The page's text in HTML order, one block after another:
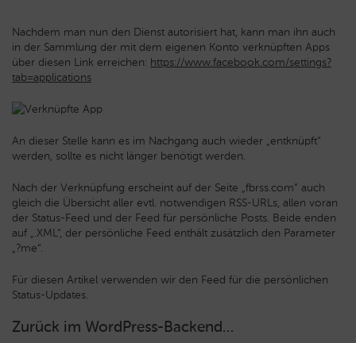
Nachdem man nun den Dienst autorisiert hat, kann man ihn auch
in der Sammlung der mit dem eigenen Konto verknüpften Apps
über diesen Link erreichen: https://www.facebook.com/settings?
tab=applications
An dieser Stelle kann es im Nachgang auch wieder „entknüpft“
werden, sollte es nicht länger benötigt werden.
Nach der Verknüpfung erscheint auf der Seite „fbrss.com“ auch
gleich die Übersicht aller evtl. notwendigen RSS-URLs, allen voran
der Status-Feed und der Feed für persönliche Posts. Beide enden
auf „.XML“, der persönliche Feed enthält zusätzlich den Parameter
„?me“.
Für diesen Artikel verwenden wir den Feed für die persönlichen
Status-Updates.
Zurück im WordPress-Backend…